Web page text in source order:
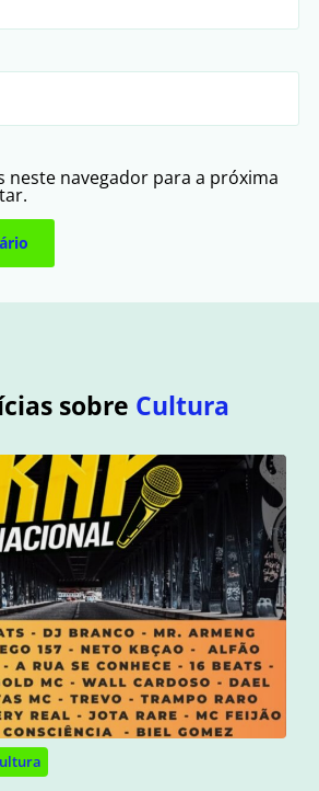
neste navegador para a próxima
sobre Cultura